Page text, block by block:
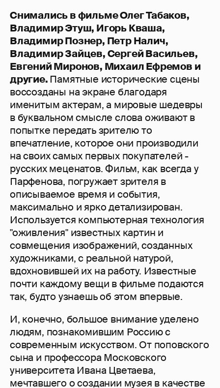
Снимались в фильме Олег Табаков,
Владимир Этуш, Игорь Кваша,
Владимир Познер, Петр Налич,
Владимир Зайцев, Сергей Васильев,
Евгений Миронов, Михаил Ефремов и
другие. Памятные исторические сцены
воссозданы на экране благодаря
именитым актерам, а мировые шедевры
в буквальном смысле слова оживают в
попытке передать зрителю то
впечатление, которое они производили
на своих самых первых покупателей -
русских меценатов. Фильм, как всегда у
Парфенова, погружает зрителя в
описываемое время и события,
максимально и ярко детализирован.
Используется компьютерная технология
"оживления" известных картин и
совмещения изображений, созданных
художниками, с реальной натурой,
вдохновившей их на работу. Известные
почти каждому вещи в фильме подаются
так, будто узнаешь об этом впервые.
И, конечно, большое внимание уделено
людям, познакомившим Россию с
современным искусством. От поповского
сына и профессора Московского
университета Ивана Цветаева,
мечтавшего о создании музея в качестве